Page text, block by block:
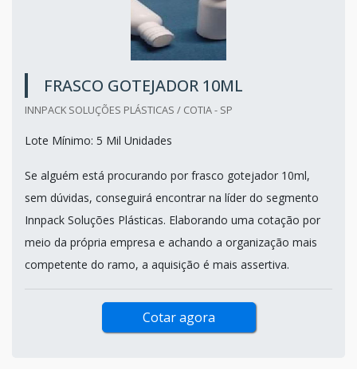
FRASCO GOTEJADOR 10ML
INNPACK SOLUÇÕES PLÁSTICAS / COTIA - SP
Lote Mínimo: 5 Mil Unidades
Se alguém está procurando por frasco gotejador 10ml,
sem dúvidas, conseguirá encontrar na líder do segmento
Innpack Soluções Plásticas. Elaborando uma cotação por
meio da própria empresa e achando a organização mais
competente do ramo, a aquisição é mais assertiva.
Cotar agora